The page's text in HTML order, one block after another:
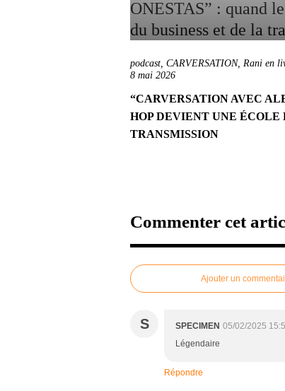
podcast, CARVERSATION, Rani en
8 mai 2026
“CARVERSATION AVEC
HOP DEVIENT UNE ÉCOLE
TRANSMISSION
Commenter cet
Ajouter un
S SPECIMEN 05/02/2025
Légendaire
Répondre